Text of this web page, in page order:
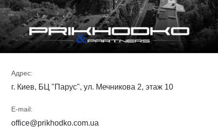
Адрес:
г. Киев, БЦ "Парус", ул. Мечникова 2, этаж 10
E-mail:
office@prikhodko.com.ua